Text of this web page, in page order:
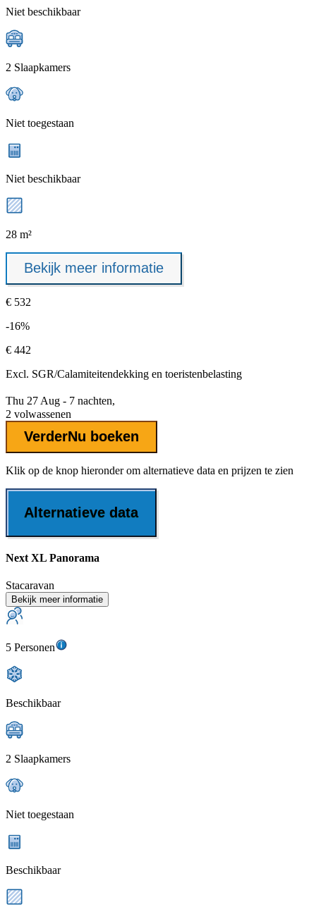
Niet beschikbaar
2 Slaapkamers
Niet toegestaan
Niet beschikbaar
28 m²
Bekijk meer informatie
€ 532
-16%
€ 442
Excl. SGR/Calamiteitendekking en toeristenbelasting
Thu 27 Aug - 7 nachten,
2 volwassenen
VerderNu boeken
Klik op de knop hieronder om alternatieve data en prijzen te zien
Alternatieve data
Next XL Panorama
Stacaravan
Bekijk meer informatie
5 Personen
Beschikbaar
2 Slaapkamers
Niet toegestaan
Beschikbaar